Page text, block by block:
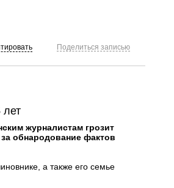
Поделиться записью
лет
журналистам грозит
обнародование фактов
а также его семье